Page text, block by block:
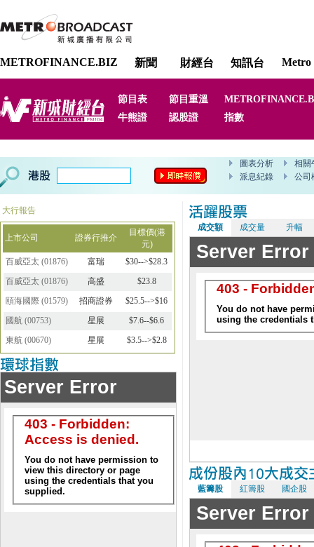
METROFINANCE.BIZ 新聞 財經台 知訊台 Metro
節目表 節目重溫
牛熊證
認股證 指數
大行報告
上市公司 證券行推介
目標價(港
元)
百威亞太 (01876) 富瑞
$30-->$28.3
百威亞太 (01876) 高盛
$23.8
頤海國際 (01579) 招商證券
$25.5-->$16
國航 (00753) 星展
$7.6--$6.6
東航 (00670) 星展 $3.5-->$2.8
成交額 成交量 升幅
藍籌股 紅籌股 國企股